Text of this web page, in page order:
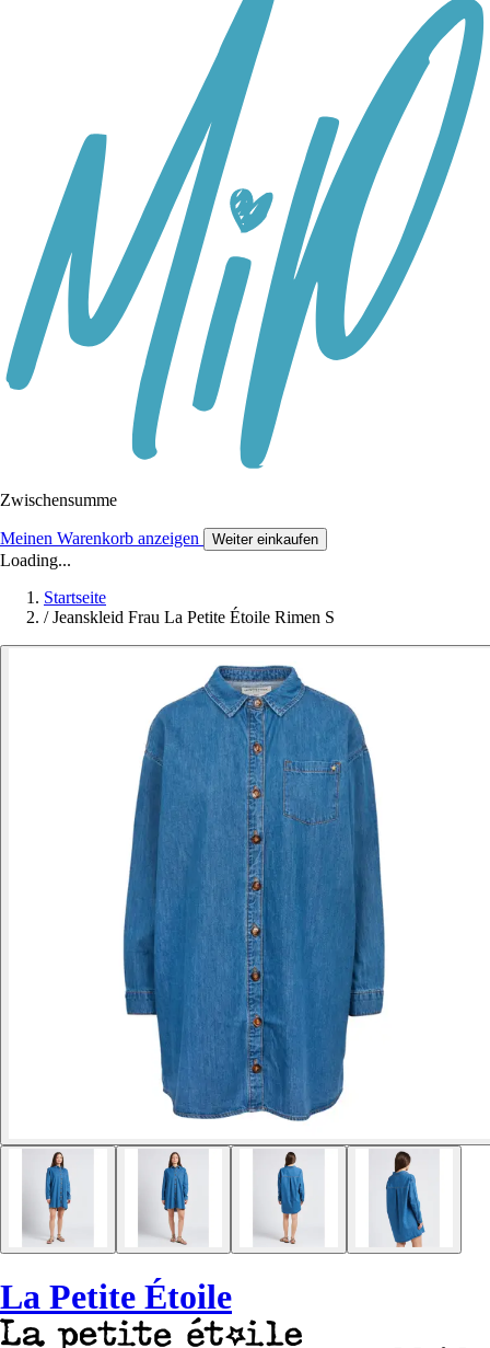
Zwischensumme
Meinen Warenkorb anzeigen Weiter einkaufen
Loading...
Startseite
/ Jeanskleid Frau La Petite Étoile Rimen S
La Petite Étoile